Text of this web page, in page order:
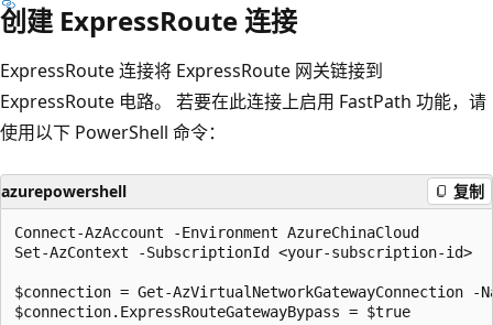
创建 ExpressRoute 连接
ExpressRoute 连接将 ExpressRoute 网关链接到
ExpressRoute 电路。 若要在此连接上启用 FastPath 功能，请
使用以下 PowerShell 命令：
azurepowershell 复制
Connect-AzAccount -Environment AzureChinaCloud
Set-AzContext -SubscriptionId <your-subscription-id>
$connection = Get-AzVirtualNetworkGatewayConnection -Name
$connection.ExpressRouteGatewayBypass = $true